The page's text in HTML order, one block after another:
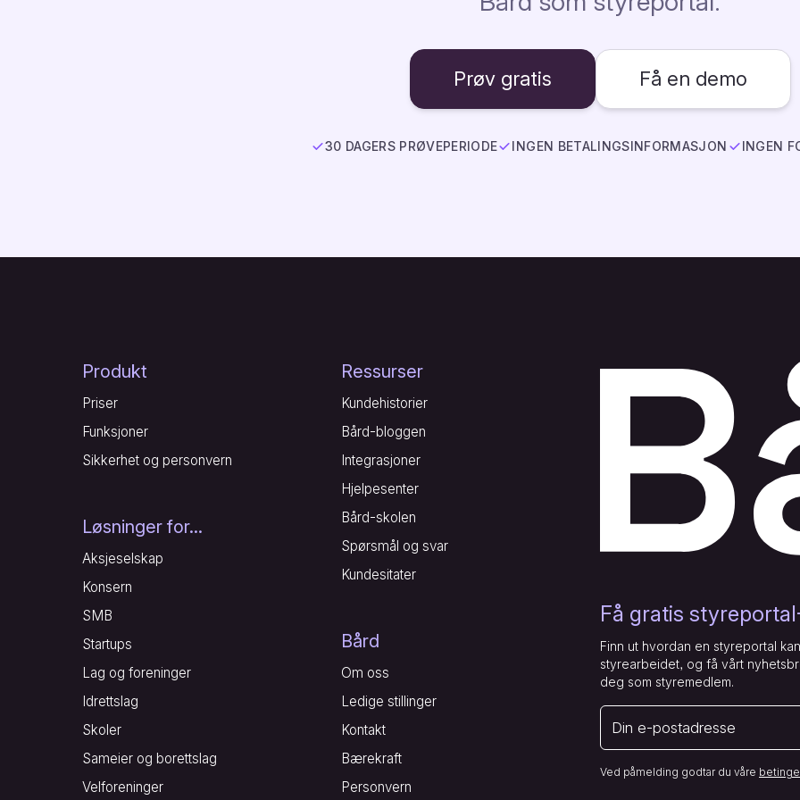
Prøv gratis Få en demo
30 DAGERS PRØVEPERIODE INGEN BETALINGSINFORMASJON INGEN
Produkt
Priser
Funksjoner
Sikkerhet og personvern
Løsninger for...
Aksjeselskap
Konsern
SMB
Startups
Lag og foreninger
Idrettslag
Skoler
Sameier og borettslag
Velforeninger
Ressurser
Kundehistorier
Bård-bloggen
Integrasjoner
Hjelpesenter
Bård-skolen
Spørsmål og svar
Kundesitater
Bård
Om oss
Ledige stillinger
Kontakt
Bærekraft
Personvern
Få gratis
Finn ut hvordan en styreportal
styrearbeidet, og få vårt
deg som styremedlem.
E-post
Ved påmelding godtar du våre